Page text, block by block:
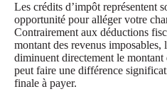
Les crédits d’impôt représentent
opportunité pour alléger votre
Contrairement aux déductions
montant des revenus imposables,
diminuent directement le montant
peut faire une différence
finale à payer.